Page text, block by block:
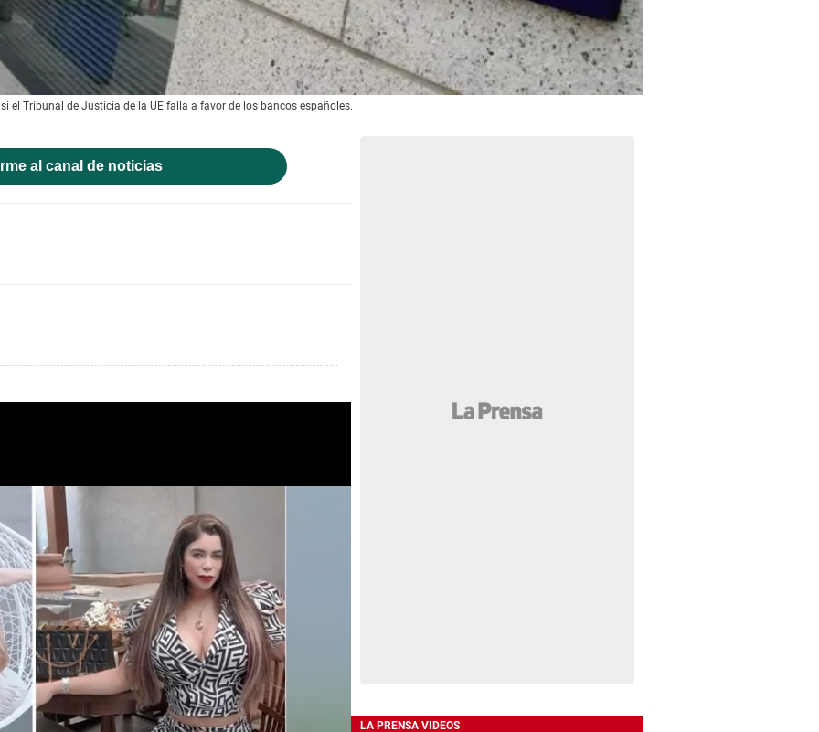
el Tribunal de Justicia de la UE falla a favor de los bancos españoles.
al canal de noticias
LA PRENSA VIDEOS